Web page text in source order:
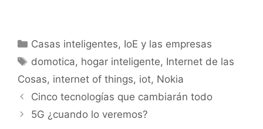
elinternetdetodo.es) y
de paso ampliar el
¿porqué este cambio?
Este cambio lo…
Categorías
Casas inteligentes, IoE y las empresas
Etiquetas
domotica, hogar inteligente, Internet de las
Cosas, internet of things, iot, Nokia
Navegación
de
entradas
Cinco tecnologías que cambiarán todo
5G ¿cuando lo veremos?